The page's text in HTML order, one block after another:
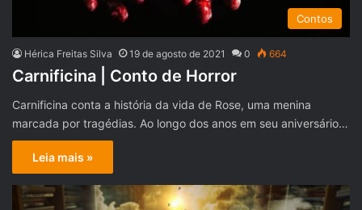
Contos
Hérica Freitas Silva 19 de agosto de 2021 0 664
Carnificina | Conto de Horror
Carnificina conta a história da vida de Rose, uma menina
marcada por tragédias. Ao longo dos anos em seu aniversário…
Leia mais »